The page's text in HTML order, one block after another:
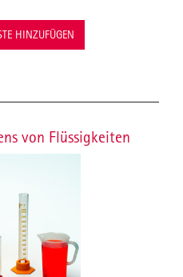
HINZUFÜGEN
von Flüssigkeiten